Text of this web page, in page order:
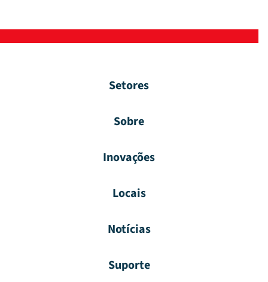
Setores
Sobre
Inovações
Locais
Notícias
Suporte